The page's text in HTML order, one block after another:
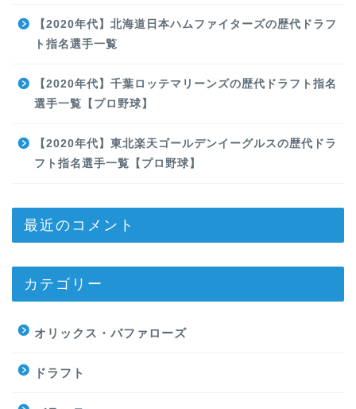
【2020年代】北海道日本ハムファイターズの歴代ドラフ
ト指名選手一覧
【2020年代】千葉ロッテマリーンズの歴代ドラフト指名
選手一覧【プロ野球】
【2020年代】東北楽天ゴールデンイーグルスの歴代ドラ
フト指名選手一覧【プロ野球】
最近のコメント
カテゴリー
オリックス・バファローズ
ドラフト